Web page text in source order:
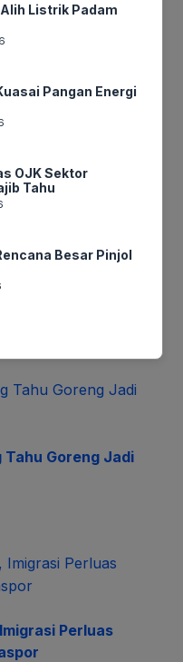
saya pada peramban
Polisi,
dengan
Goreng Jadi
Perluas
Listrik Padam
Pangan Energi
OJK Sektor
Tahu
Besar Pinjol